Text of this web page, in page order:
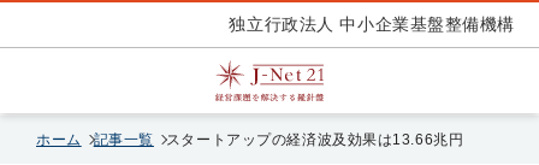
独立行政法人 中小企業基盤整備機構
ホーム 記事一覧 スタートアップの経済波及効果は13.66兆円